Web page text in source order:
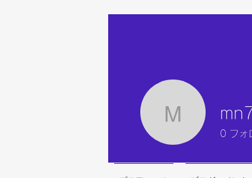
mn777
0 フォ